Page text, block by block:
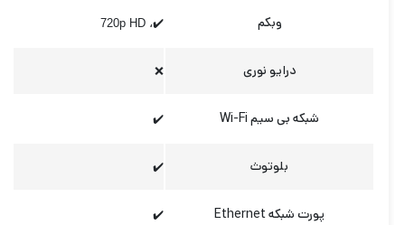
وبکم ✔️، 720p HD
درایو نوری
شبکه بی سیم Wi-Fi
بلوتوث
پورت شبکه Ethernet